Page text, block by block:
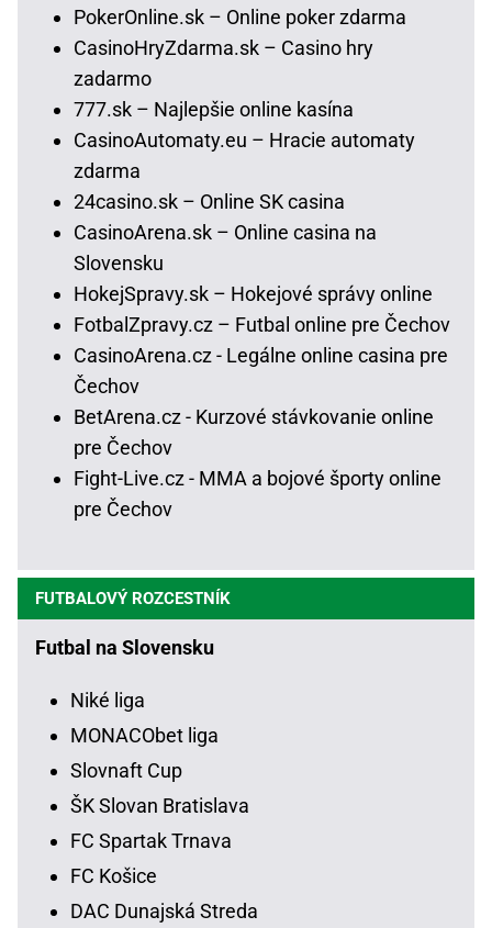
PokerOnline.sk – Online poker zdarma
CasinoHryZdarma.sk – Casino hry
zadarmo
777.sk – Najlepšie online kasína
CasinoAutomaty.eu – Hracie automaty
zdarma
24casino.sk – Online SK casina
CasinoArena.sk – Online casina na
Slovensku
HokejSpravy.sk – Hokejové správy online
FotbalZpravy.cz – Futbal online pre Čechov
CasinoArena.cz - Legálne online casina pre
Čechov
BetArena.cz - Kurzové stávkovanie online
pre Čechov
Fight-Live.cz - MMA a bojové športy online
pre Čechov
FUTBALOVÝ ROZCESTNÍK
Futbal na Slovensku
Niké liga
MONACObet liga
Slovnaft Cup
ŠK Slovan Bratislava
FC Spartak Trnava
FC Košice
DAC Dunajská Streda